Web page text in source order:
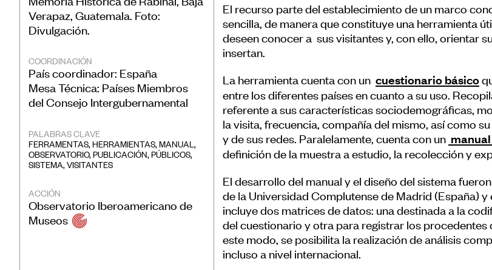
Verapaz, Guatemala. Foto:
Divulgación.
COORDINACIÓN
País coordinador: España
Mesa Técnica: Países Miembros
del Consejo Intergubernamental
PALABRAS CLAVE
FERRAMENTAS, HERRAMIENTAS, MANUAL ,
OBSERVATORIO, PUBLICACIÓN, PÚBLICOS,
SISTEMA,VISITANTES
ACCIÓN
Observatorio Iberoamericano de
Museos
El recurso parte del establecimiento de un marco
sencilla, de manera que constituye una herramienta
deseen conocer a sus visitantes y, con ello, orientar
insertan.
La herramienta cuenta con un cuestionario básico
entre los diferentes países en cuanto a su uso.
referente a sus características sociodemográficas,
la visita, frecuencia, compañía del mismo, así como
y de sus redes. Paralelamente, cuenta con un
definición de la muestra a estudio, la recolección y
El desarrollo del manual y el diseño del sistema
de la Universidad Complutense de Madrid (España)
incluye dos matrices de datos: una destinada a la
del cuestionario y otra para registrar los
este modo, se posibilita la realización de análisis
incluso a nivel internacional.